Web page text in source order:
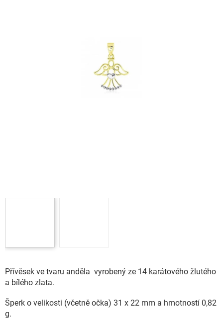
Přívěsek ve tvaru anděla vyrobený ze 14 karátového žlutého
a bílého zlata.
Šperk o velikosti (včetně očka) 31 x 22 mm a hmotností 0,82
g.